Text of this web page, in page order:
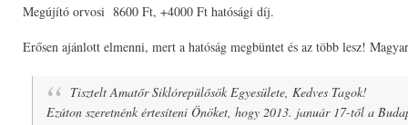
Megújító orvosi 8600 Ft, +4000 Ft hatósági díj.
Erősen ajánlott elmenni, mert a hatóság megbüntet és az több lesz!
Tisztelt Amatőr Siklórepülősök Egyesülete, Kedves Tagok!
Ezúton szeretnénk értesíteni Önöket, hogy 2013. január 17-től a